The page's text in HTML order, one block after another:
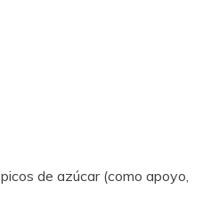
de azúcar (como apoyo,